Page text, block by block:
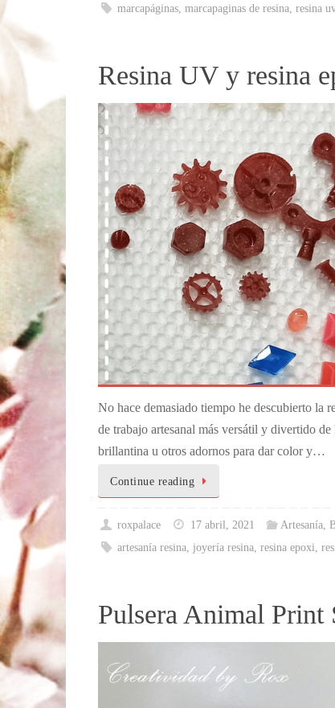
marcapáginas ,marcapaginas de resina ,resina
Resina UV y resina
No hace demasiado tiempo he descubierto la
de trabajo artesanal más versátil y divertido
brillantina u otros adornos para dar color y…
Continue reading
roxpalace 17 abril, 2021 Artesanía
artesanía resina
joyería resina ,resina epoxi ,
Pulsera Animal Print